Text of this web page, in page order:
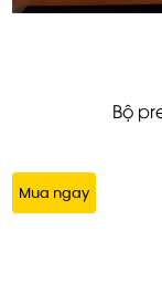
Bộ
Mua ngay